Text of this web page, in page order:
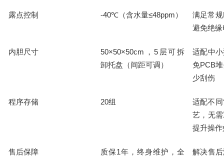
露点控制 -40℃（含水量≤48ppm） 满足常规
避免绝
内胆尺寸 50×50×50cm ，5 层可拆
卸托盘（间距可调）
适配中
免PCB
少刮伤
程序存储 20组 适配不
艺，无
提升操作
售后保障 质保1年，终身维护，全
解决售